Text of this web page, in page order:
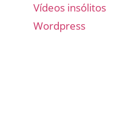
Vídeos insólitos
Wordpress